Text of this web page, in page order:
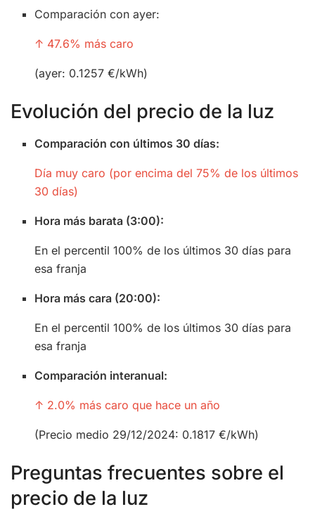
Comparación con ayer:
↑ 47.6% más caro
(ayer: 0.1257 €/kWh)
Evolución del precio de la luz
Comparación con últimos 30 días:
Día muy caro (por encima del 75% de los últimos
30 días)
Hora más barata (3:00):
En el percentil 100% de los últimos 30 días para
esa franja
Hora más cara (20:00):
En el percentil 100% de los últimos 30 días para
esa franja
Comparación interanual:
↑ 2.0% más caro que hace un año
(Precio medio 29/12/2024: 0.1817 €/kWh)
Preguntas frecuentes sobre el
precio de la luz